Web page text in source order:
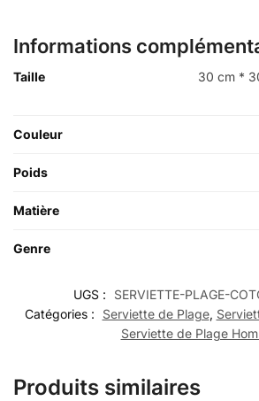
Informations
Taille
30 cm *
Couleur
Poids
Matière
Genre
UGS :
SERVIETTE-PLAGE-
Catégories :
Serviette de Plage,
Serviette de Plage
Produits similaires